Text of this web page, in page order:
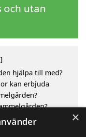
och utan
hjälpa till med?
kan erbjuda
städer till
×